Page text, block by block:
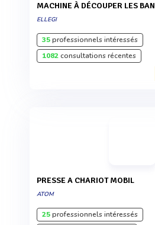
MACHINE À DÉCOUPER LES
ELLEGI
35professionnels intéressés
1082consultations récentes
PRESSE A CHARIOT MOBIL
ATOM
25professionnels intéressés